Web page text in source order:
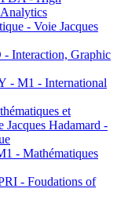
- Voie Jacques
Interaction, Graphic
- M1 - International
et
Hadamard -
- Mathématiques
- Foudations of